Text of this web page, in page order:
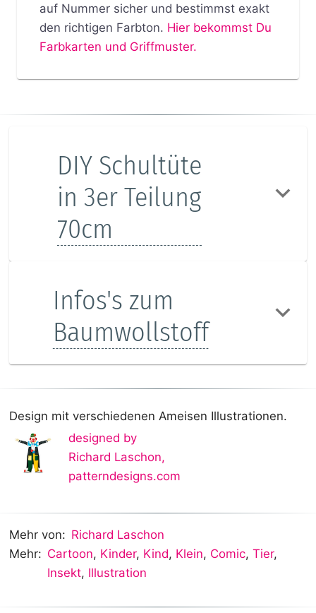
auf Nummer sicher und bestimmst exakt
den richtigen Farbton. Hier bekommst Du
Farbkarten und Griffmuster.
DIY Schultüte
in 3er Teilung
70cm
Infos's zum
Baumwollstoff
Design mit verschiedenen Ameisen Illustrationen.
designed by
Richard Laschon,
patterndesigns.com
Mehr von: Richard Laschon
Mehr: Cartoon, Kinder, Kind, Klein, Comic,Tier,
Insekt, Illustration